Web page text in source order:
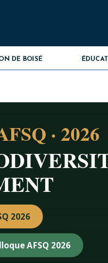
DE BOISÉ
· 2026
2026
AFSQ 2026